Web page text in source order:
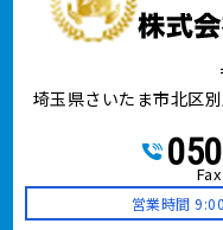
埼玉県さいたま市北区
営業時間